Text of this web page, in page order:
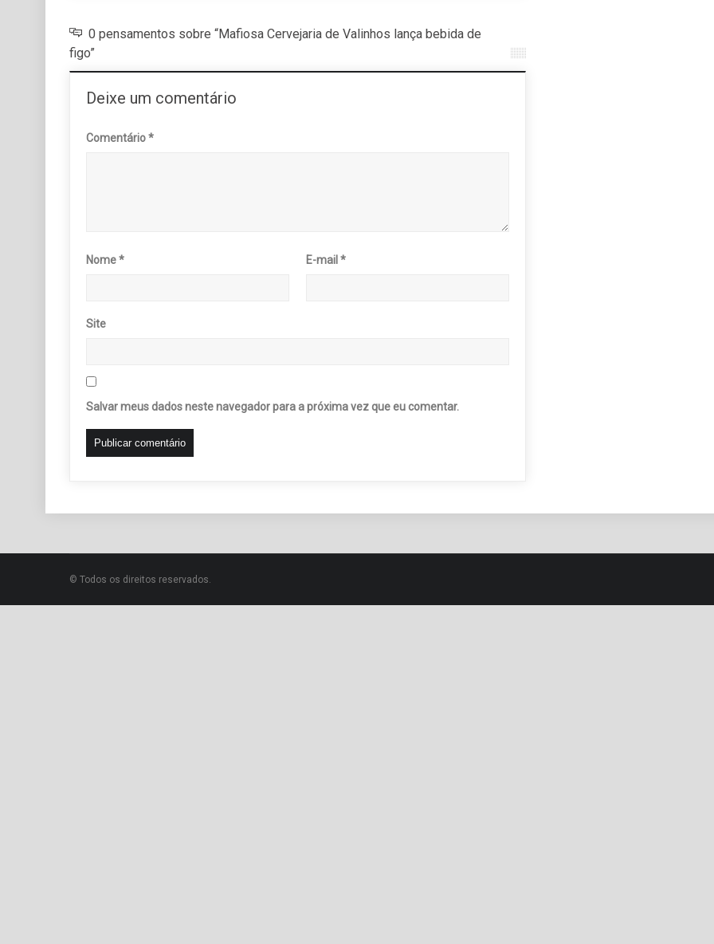
0 pensamentos sobre “Mafiosa Cervejaria de Valinhos lança bebida de
figo”
Deixe um comentário
Comentário*
Nome* E-mail*
Site
Salvar meus dados neste navegador para a próxima vez que eu comentar.
© Todos os direitos reservados.